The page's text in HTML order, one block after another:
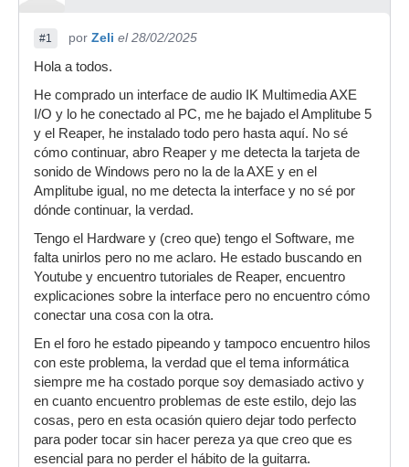
#1 por Zeli el 28/02/2025
Hola a todos.
He comprado un interface de audio IK Multimedia AXE
I/O y lo he conectado al PC, me he bajado el Amplitube 5
y el Reaper, he instalado todo pero hasta aquí. No sé
cómo continuar, abro Reaper y me detecta la tarjeta de
sonido de Windows pero no la de la AXE y en el
Amplitube igual, no me detecta la interface y no sé por
dónde continuar, la verdad.
Tengo el Hardware y (creo que) tengo el Software, me
falta unirlos pero no me aclaro. He estado buscando en
Youtube y encuentro tutoriales de Reaper, encuentro
explicaciones sobre la interface pero no encuentro cómo
conectar una cosa con la otra.
En el foro he estado pipeando y tampoco encuentro hilos
con este problema, la verdad que el tema informática
siempre me ha costado porque soy demasiado activo y
en cuanto encuentro problemas de este estilo, dejo las
cosas, pero en esta ocasión quiero dejar todo perfecto
para poder tocar sin hacer pereza ya que creo que es
esencial para no perder el hábito de la guitarra.